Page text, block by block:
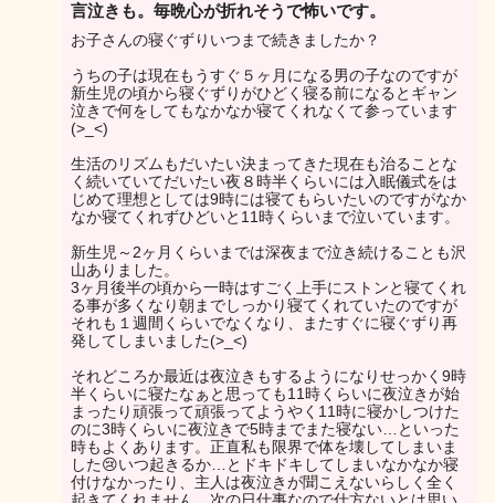
言泣きも。毎晩心が折れそうで怖いです。
お子さんの寝ぐずりいつまで続きましたか？
うちの子は現在もうすぐ５ヶ月になる男の子なのですが
新生児の頃から寝ぐずりがひどく寝る前になるとギャン
泣きで何をしてもなかなか寝てくれなくて参っています
(>_<)
生活のリズムもだいたい決まってきた現在も治ることな
く続いていてだいたい夜８時半くらいには入眠儀式をは
じめて理想としては9時には寝てもらいたいのですがなか
なか寝てくれずひどいと11時くらいまで泣いています。
新生児～2ヶ月くらいまでは深夜まで泣き続けることも沢
山ありました。
3ヶ月後半の頃から一時はすごく上手にストンと寝てくれ
る事が多くなり朝までしっかり寝てくれていたのですが
それも１週間くらいでなくなり、またすぐに寝ぐずり再
発してしまいました(>_<)
それどころか最近は夜泣きもするようになりせっかく9時
半くらいに寝たなぁと思っても11時くらいに夜泣きが始
まったり頑張って頑張ってようやく11時に寝かしつけた
のに3時くらいに夜泣きで5時までまた寝ない…といった
時もよくあります。正直私も限界で体を壊してしまいま
した😢いつ起きるか…とドキドキしてしまいなかなか寝
付けなかったり、主人は夜泣きが聞こえないらしく全く